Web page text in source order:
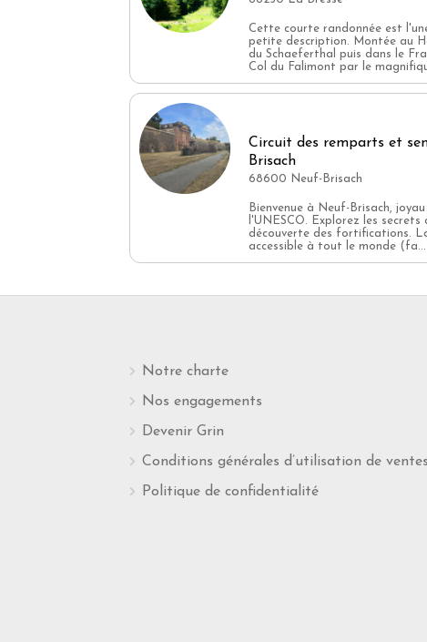
Cette courte randonnée est
petite description. Montée au
du Schaeferthal puis dans le
Col du Falimont par le
Circuit des remparts et
Brisach
68600 Neuf-Brisach
Bienvenue à Neuf-Brisach,
l'UNESCO. Explorez les
découverte des fortifications.
accessible à tout le monde (fa...
Notre charte
Nos engagements
Devenir Grin
Conditions générales d’utilisation de ventes
Politique de confidentialité